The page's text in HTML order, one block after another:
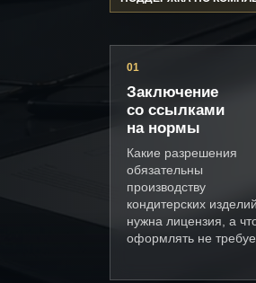
01
Заключение
со ссылками
на нормы
Какие разрешения
обязательны
производству
кондитерских
нужна лицензия, а
оформлять не